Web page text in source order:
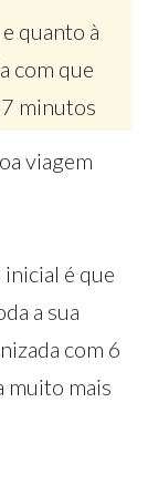
quanto à
com que
minutos
viagem
inicial é que
a sua
com 6
muito mais